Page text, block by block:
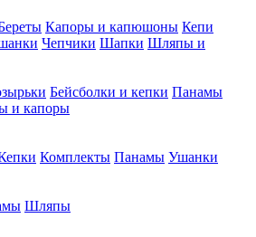
Капоры и капюшоны Кепи
Чепчики Шапки Шляпы и
Бейсболки и кепки Панамы
и капоры
Комплекты Панамы Ушанки
Шляпы